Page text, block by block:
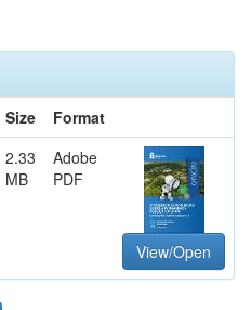
Size
Format
2.33
MB
Adobe
PDF
View/Open